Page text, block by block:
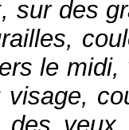
sur des
le
visage,